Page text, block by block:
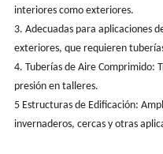
interiores como exteriores.
3. Adecuadas para aplicaciones
exteriores, que requieren
4. Tuberías de Aire Comprimido:
presión en talleres.
5 Estructuras de Edificación:
invernaderos, cercas y otras